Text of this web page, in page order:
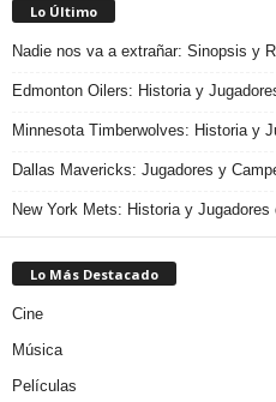
Lo Último
Nadie nos va a extrañar: Sinopsis y
Edmonton Oilers: Historia y
Minnesota Timberwolves: Historia y
Dallas Mavericks: Jugadores y
New York Mets: Historia y Jugadores
Lo Más Destacado
Cine
Música
Películas